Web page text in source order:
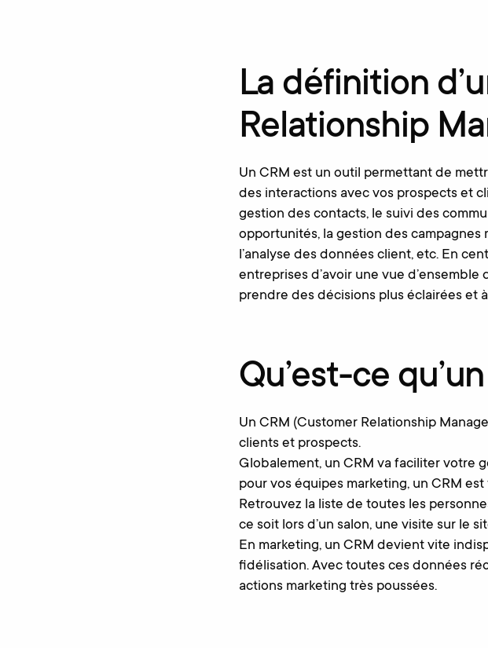
La définition
Relationship
Un CRM est un outil permettant de
des interactions avec vos prospects et
gestion des contacts, le suivi des
opportunités, la gestion des campagnes
l’analyse des données client, etc. En
entreprises d’avoir une vue
prendre des décisions plus éclairées et
Qu’est-ce
Un CRM (Customer Relationship
clients et prospects.
Globalement, un CRM va faciliter votre
pour vos équipes marketing, un CRM
Retrouvez la liste de toutes les
ce soit lors d’un salon, une visite sur le
En marketing, un CRM devient vite
fidélisation. Avec toutes ces données
actions marketing très poussées.